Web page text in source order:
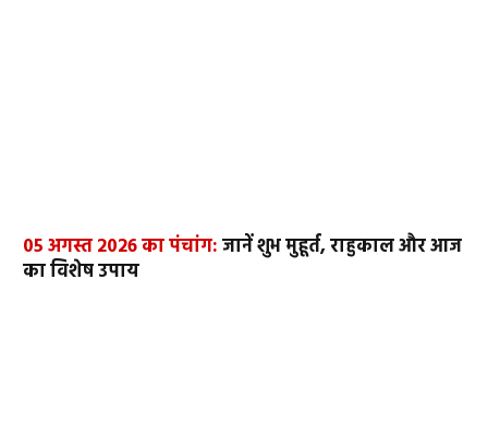
05 अगस्त 2026 का पंचांग:जानें शुभ मुहूर्त, राहुकाल और आज
का विशेष उपाय